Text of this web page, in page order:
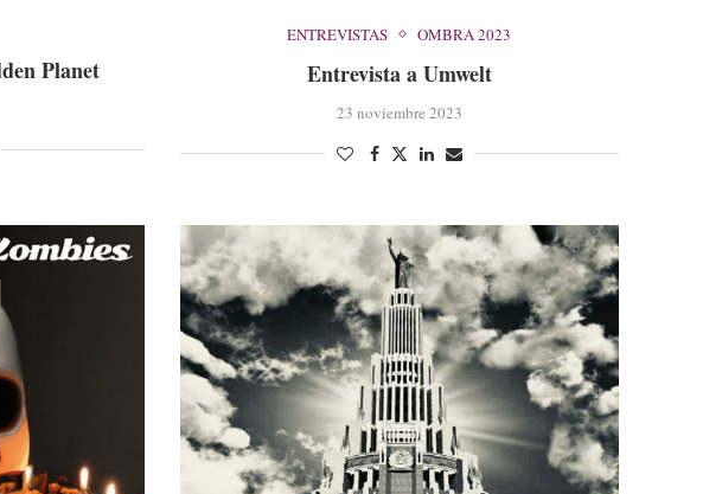
Planet
ENTREVISTAS OMBRA 2023
Entrevista a Umwelt
23 noviembre 2023